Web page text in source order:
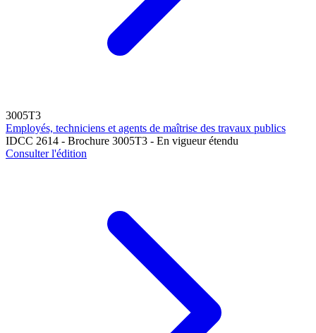
3005T3
Employés, techniciens et agents de maîtrise des travaux publics
IDCC 2614 - Brochure 3005T3 - En vigueur étendu
Consulter l'édition